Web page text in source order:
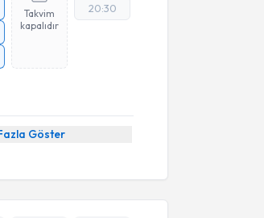
Takvim
kapalıdır
20:30
Göster